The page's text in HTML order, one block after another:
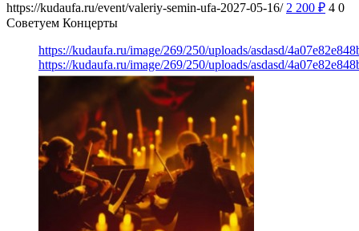
https://kudaufa.ru/event/valeriy-semin-ufa-2027-05-16/ 2 200 ₽ 4 0
Советуем Концерты
https://kudaufa.ru/image/269/250/uploads/asdasd/
https://kudaufa.ru/image/269/250/uploads/asdasd/